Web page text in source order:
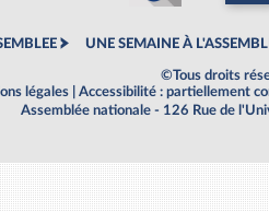
UNE SEMAINE À
©Tous droits
légales
Accessibilité : partiellement
Assemblée nationale - 126 Rue de